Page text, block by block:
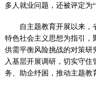
多人就业问题，还被评定为
自主题教育开展以来，
特色社会主义思想为指引，
供需平衡风险挑战的对策研
入基层开展调研，切实守住
务、助企纾困，推动主题教